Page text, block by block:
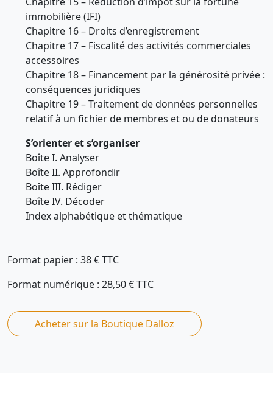
immobilière (IFI)
Chapitre 16 – Droits d’enregistrement
Chapitre 17 – Fiscalité des activités commerciales
accessoires
Chapitre 18 – Financement par la générosité privée :
conséquences juridiques
Chapitre 19 – Traitement de données personnelles
relatif à un fichier de membres et ou de donateurs
S’orienter et s’organiser
Boîte I. Analyser
Boîte II. Approfondir
Boîte III. Rédiger
Boîte IV. Décoder
Index alphabétique et thématique
Format papier : 38 € TTC
Format numérique : 28,50 € TTC
Acheter sur la Boutique Dalloz